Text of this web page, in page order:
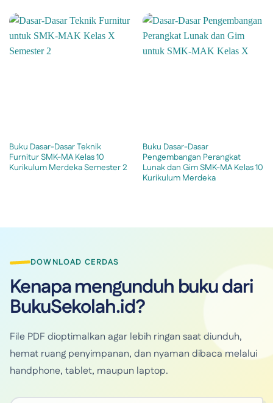
Buku Dasar-Dasar Teknik
Furnitur SMK-MA Kelas 10
Kurikulum Merdeka Semester 2
Buku Dasar-Dasar
Pengembangan Perangkat
Lunak dan Gim SMK-MA Kelas 10
Kurikulum Merdeka
DOWNLOAD CERDAS
Kenapa mengunduh buku dari
BukuSekolah.id?
File PDF dioptimalkan agar lebih ringan saat diunduh,
hemat ruang penyimpanan, dan nyaman dibaca melalui
handphone, tablet, maupun laptop.